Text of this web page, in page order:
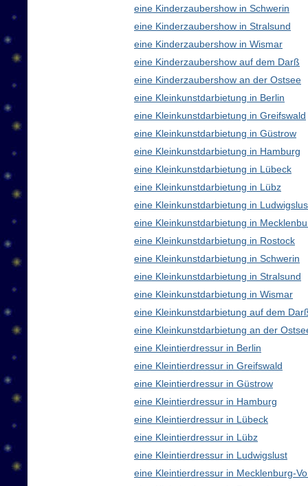
eine Kinderzaubershow in Schwerin
eine Kinderzaubershow in Stralsund
eine Kinderzaubershow in Wismar
eine Kinderzaubershow auf dem Darß
eine Kinderzaubershow an der Ostsee
eine Kleinkunstdarbietung in Berlin
eine Kleinkunstdarbietung in Greifswald
eine Kleinkunstdarbietung in Güstrow
eine Kleinkunstdarbietung in Hamburg
eine Kleinkunstdarbietung in Lübeck
eine Kleinkunstdarbietung in Lübz
eine Kleinkunstdarbietung in
eine Kleinkunstdarbietung in
eine Kleinkunstdarbietung in Rostock
eine Kleinkunstdarbietung in Schwerin
eine Kleinkunstdarbietung in Stralsund
eine Kleinkunstdarbietung in Wismar
eine Kleinkunstdarbietung auf dem
eine Kleinkunstdarbietung an der
eine Kleintierdressur in Berlin
eine Kleintierdressur in Greifswald
eine Kleintierdressur in Güstrow
eine Kleintierdressur in Hamburg
eine Kleintierdressur in Lübeck
eine Kleintierdressur in Lübz
eine Kleintierdressur in Ludwigslust
eine Kleintierdressur in Mecklenburg-